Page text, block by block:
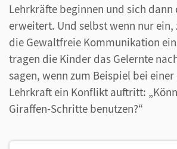
Lehrkräfte beginnen und sich dann
erweitert. Und selbst wenn nur
die Gewaltfreie Kommunikation
tragen die Kinder das Gelernte
sagen, wenn zum Beispiel bei
Lehrkraft ein Konflikt auftritt:
Giraffen-Schritte benutzen?“